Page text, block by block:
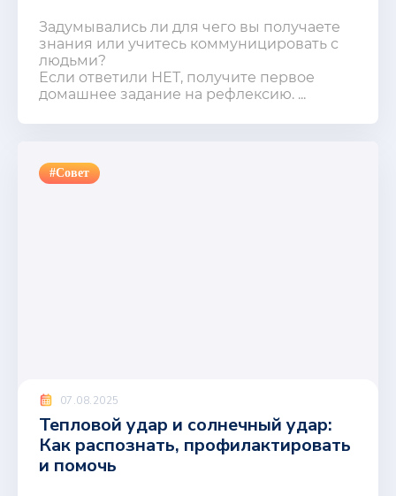
Задумывались ли для чего вы получаете
знания или учитесь коммуницировать с
людьми?
Если ответили НЕТ, получите первое
домашнее задание на рефлексию. ...
#Совет
07.08.2025
Тепловой удар и солнечный удар:
Как распознать, профилактировать
и помочь